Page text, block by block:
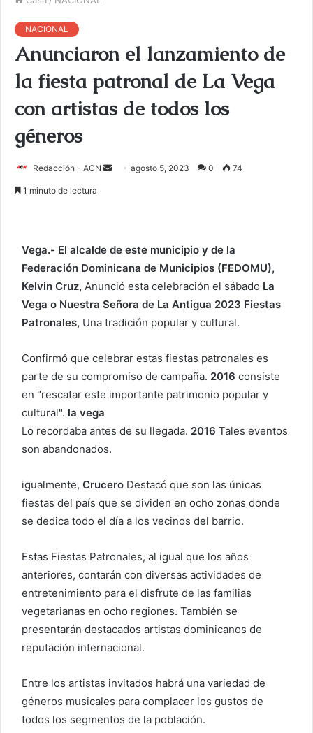
NACIONAL
Anunciaron el lanzamiento de
la fiesta patronal de La Vega
con artistas de todos los
géneros
Redacción - ACN
r
u
n
c
o
r
e
r
ó
n
c
o
agosto 5, 2023 0 74
1 minuto de lectura
Vega.- El alcalde de este municipio y de la
Federación Dominicana de Municipios (FEDOMU),
Kelvin Cruz, Anunció esta celebración el sábado La
Vega o Nuestra Señora de La Antigua 2023 Fiestas
Patronales, Una tradición popular y cultural.
Confirmó que celebrar estas fiestas patronales es
parte de su compromiso de campaña. 2016 consiste
en "rescatar este importante patrimonio popular y
cultural". la vega
Lo recordaba antes de su llegada. 2016 Tales eventos
son abandonados.
igualmente, Crucero Destacó que son las únicas
fiestas del país que se dividen en ocho zonas donde
se dedica todo el día a los vecinos del barrio.
Estas Fiestas Patronales, al igual que los años
anteriores, contarán con diversas actividades de
entretenimiento para el disfrute de las familias
vegetarianas en ocho regiones. También se
presentarán destacados artistas dominicanos de
reputación internacional.
Entre los artistas invitados habrá una variedad de
géneros musicales para complacer los gustos de
todos los segmentos de la población.